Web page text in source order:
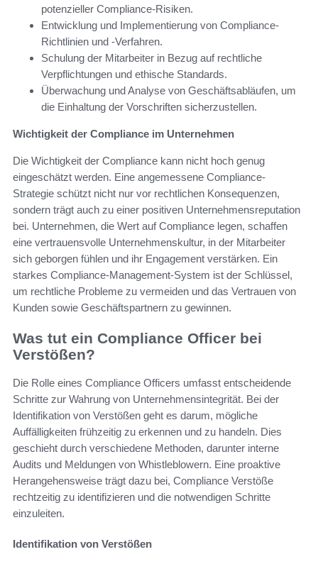
potenzieller Compliance-Risiken.
Entwicklung und Implementierung von Compliance-
Richtlinien und -Verfahren.
Schulung der Mitarbeiter in Bezug auf rechtliche
Verpflichtungen und ethische Standards.
Überwachung und Analyse von Geschäftsabläufen, um
die Einhaltung der Vorschriften sicherzustellen.
Wichtigkeit der Compliance im Unternehmen
Die Wichtigkeit der Compliance kann nicht hoch genug
eingeschätzt werden. Eine angemessene Compliance-
Strategie schützt nicht nur vor rechtlichen Konsequenzen,
sondern trägt auch zu einer positiven Unternehmensreputation
bei. Unternehmen, die Wert auf Compliance legen, schaffen
eine vertrauensvolle Unternehmenskultur, in der Mitarbeiter
sich geborgen fühlen und ihr Engagement verstärken. Ein
starkes Compliance-Management-System ist der Schlüssel,
um rechtliche Probleme zu vermeiden und das Vertrauen von
Kunden sowie Geschäftspartnern zu gewinnen.
Was tut ein Compliance Officer bei
Verstößen?
Die Rolle eines Compliance Officers umfasst entscheidende
Schritte zur Wahrung von Unternehmensintegrität. Bei der
Identifikation von Verstößen geht es darum, mögliche
Auffälligkeiten frühzeitig zu erkennen und zu handeln. Dies
geschieht durch verschiedene Methoden, darunter interne
Audits und Meldungen von Whistleblowern. Eine proaktive
Herangehensweise trägt dazu bei, Compliance Verstöße
rechtzeitig zu identifizieren und die notwendigen Schritte
einzuleiten.
Identifikation von Verstößen